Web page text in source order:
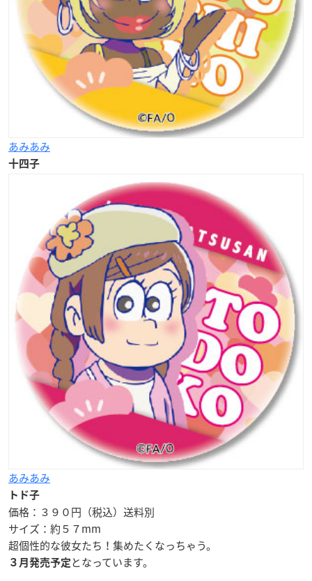
あみあみ
十四子
あみあみ
トド子
価格：３９０円（税込）送料別
サイズ：約５７mm
超個性的な彼女たち！集めたくなっちゃう。
３月発売予定 となっています。